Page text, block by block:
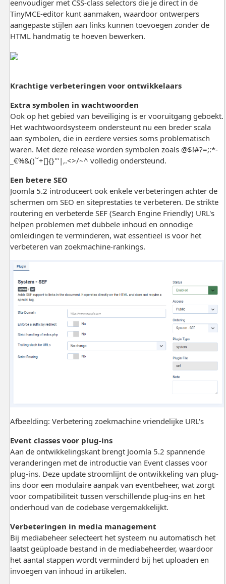
eenvoudiger met CSS-class selectors die je direct in de
TinyMCE-editor kunt aanmaken, waardoor ontwerpers
aangepaste stijlen aan links kunnen toevoegen zonder de
HTML handmatig te hoeven bewerken.
Krachtige verbeteringen voor ontwikkelaars
Extra symbolen in wachtwoorden
Ook op het gebied van beveiliging is er vooruitgang geboekt.
Het wachtwoordsysteem ondersteunt nu een breder scala
aan symbolen, die in eerdere versies soms problematisch
waren. Met deze release worden symbolen zoals @$!#?=;:*-
_€%&()`´+[]{}'"|,.<>/~^ volledig ondersteund.
Een betere SEO
Joomla 5.2 introduceert ook enkele verbeteringen achter de
schermen om SEO en siteprestaties te verbeteren. De strikte
routering en verbeterde SEF (Search Engine Friendly) URL's
helpen problemen met dubbele inhoud en onnodige
omleidingen te verminderen, wat essentieel is voor het
verbeteren van zoekmachine-rankings.
Afbeelding: Verbetering zoekmachine vriendelijke URL's
Event classes voor plug-ins
Aan de ontwikkelingskant brengt Joomla 5.2 spannende
veranderingen met de introductie van Event classes voor
plug-ins. Deze update stroomlijnt de ontwikkeling van plug-
ins door een modulaire aanpak van eventbeheer, wat zorgt
voor compatibiliteit tussen verschillende plug-ins en het
onderhoud van de codebase vergemakkelijkt.
Verbeteringen in media management
Bij mediabeheer selecteert het systeem nu automatisch het
laatst geüploade bestand in de mediabeheerder, waardoor
het aantal stappen wordt verminderd bij het uploaden en
invoegen van inhoud in artikelen.